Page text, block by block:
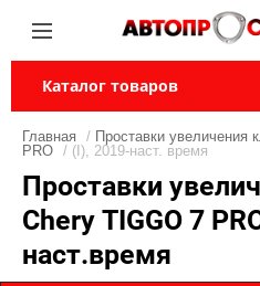
Каталог товаров
Главная / Проставки увеличения
PRO / (I), 2019-наст. время
Проставки
Chery TIGGO 7
наст.время